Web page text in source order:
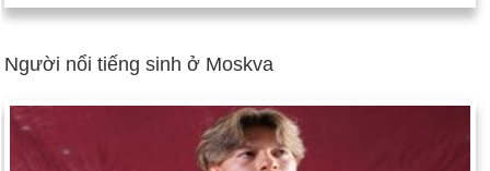
Người nổi tiếng sinh ở Moskva